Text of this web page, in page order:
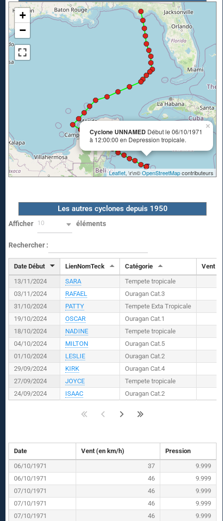
Cyclone UNNAMED Début le 06/10/1971
à 12:00:00 en Depression tropicale.
×
+
−
Leaflet, \r\n©OpenStreetMapcontributeurs
Les autres cyclones depuis 1950
Afficher 10 éléments
Rechercher :
Date Début LienNomTeck Catégorie Vent (
13/11/2024
SARA
Tempete tropicale
03/11/2024
RAFAEL
Ouragan Cat.3
31/10/2024
PATTY
Tempete Exta Tropicale
19/10/2024
OSCAR
Ouragan Cat.1
18/10/2024
NADINE
Tempete tropicale
04/10/2024
MILTON
Ouragan Cat.5
01/10/2024
LESLIE
Ouragan Cat.2
29/09/2024
KIRK
Ouragan Cat.4
27/09/2024
JOYCE
Tempete tropicale
24/09/2024
ISAAC Ouragan Cat.2
Date Vent (en km/h)
Pression
06/10/1971
37
9.999
06/10/1971
46
9.999
07/10/1971
46
9.999
07/10/1971
46
9.999
07/10/1971
46
9.999